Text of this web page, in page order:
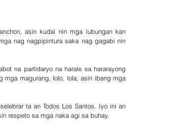
asin kudal nin mga lubungan kan
nag nagpipintura saka nag gagabi nin
na partidaryo na harale sa hararayong
mga magurang, lolo, lola, asin ibang mga
ta an Todos Los Santos. Iyo ini an
respeto sa mga naka agi sa buhay.